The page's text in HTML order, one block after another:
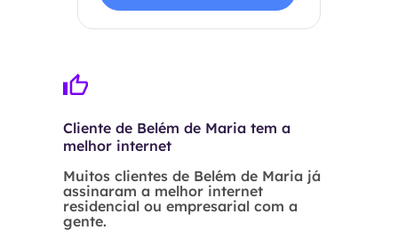
Cliente de Belém de Maria tem a
melhor internet
Muitos clientes de Belém de Maria já
assinaram a melhor internet
residencial ou empresarial com a
gente.